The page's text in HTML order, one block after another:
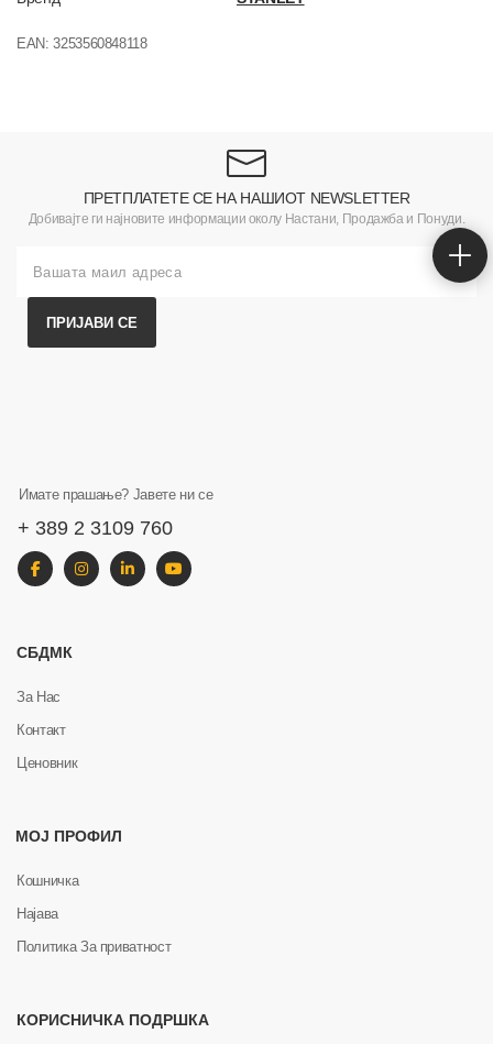
EAN:3253560848118
ПРЕТПЛАТЕТЕ СЕ НА НАШИОТ NEWSLETTER
Добивајте ги најновите информации околу Настани, Продажба и Понуди.
ПРИЈАВИ СЕ
Имате прашање? Јавете ни се
+ 389 2 3109 760
СБДМК
За Нас
Контакт
Ценовник
МОЈ ПРОФИЛ
Кошничка
Најава
Политика За приватност
КОРИСНИЧКА ПОДРШКА